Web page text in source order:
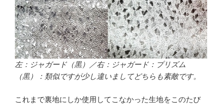
左：ジャガード（黒）／右：ジャガード：プリズム
（黒）：類似ですが少し違いましてどちらも素敵です。
これまで裏地にしか使用してこなかった生地をこのたび